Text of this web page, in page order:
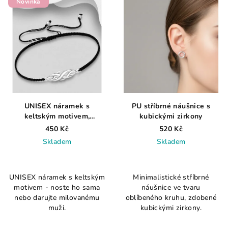
UNISEX náramek s
keltským motivem,
oxidovaný, nastavitelný
450 Kč
Skladem
UNISEX náramek s keltským
motivem - noste ho sama
nebo darujte milovanému
muži.
PU stříbrné náušnice s
kubickými zirkony
520 Kč
Skladem
produktu
je
5,0
z
Minimalistické stříbrné
náušnice ve tvaru
oblíbeného kruhu, zdobené
kubickými zirkony.